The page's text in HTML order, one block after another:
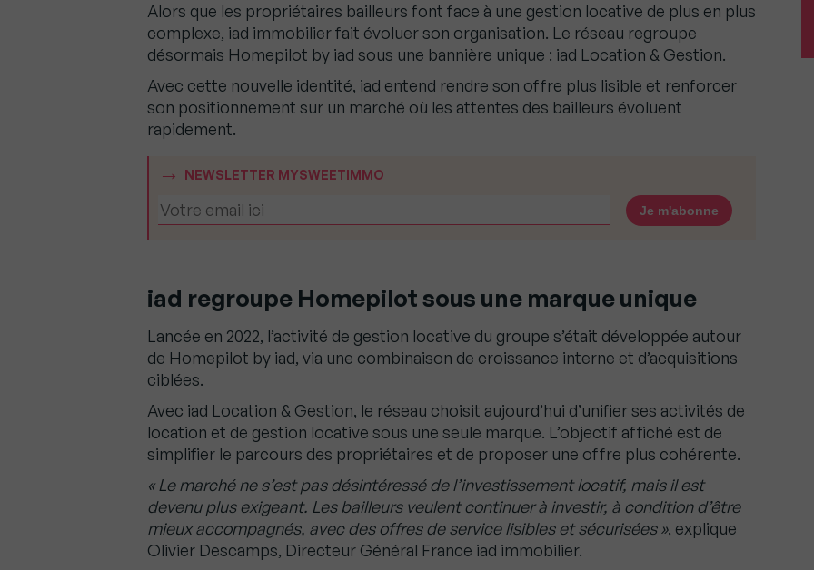
Alors que les propriétaires bailleurs font face à une gestion locative de plus en plus
complexe, iad immobilier fait évoluer son organisation. Le réseau regroupe
désormais Homepilot by iad sous une bannière unique : iad Location & Gestion.
Avec cette nouvelle identité, iad entend rendre son offre plus lisible et renforcer
son positionnement sur un marché où les attentes des bailleurs évoluent
rapidement.
NEWSLETTER MYSWEETIMMO
iad regroupe Homepilot sous une marque unique
Lancée en 2022, l’activité de gestion locative du groupe s’était développée autour
de Homepilot by iad, via une combinaison de croissance interne et d’acquisitions
ciblées.
Avec iad Location & Gestion, le réseau choisit aujourd’hui d’unifier ses activités de
location et de gestion locative sous une seule marque. L’objectif affiché est de
simplifier le parcours des propriétaires et de proposer une offre plus cohérente.
« Le marché ne s’est pas désintéressé de l’investissement locatif, mais il est
devenu plus exigeant. Les bailleurs veulent continuer à investir, à condition d’être
mieux accompagnés, avec des offres de service lisibles et sécurisées », explique
Olivier Descamps, Directeur Général France iad immobilier.